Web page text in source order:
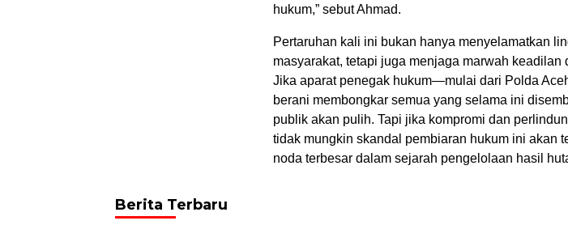
hukum,” sebut Ahmad.
Pertaruhan kali ini bukan hanya menyelamatkan
masyarakat, tetapi juga menjaga marwah keadilan
Jika aparat penegak hukum—mulai dari Polda
berani membongkar semua yang selama ini
publik akan pulih. Tapi jika kompromi dan
tidak mungkin skandal pembiaran hukum ini akan
noda terbesar dalam sejarah pengelolaan hasil
Berita Terbaru